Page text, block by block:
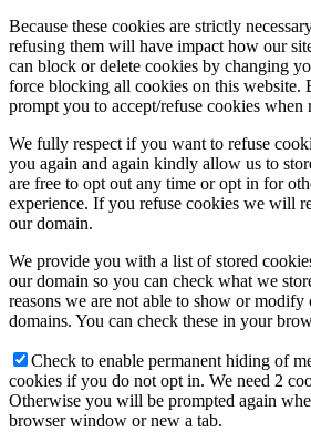
Because these cookies are strictly
refusing them will have impact how our
can block or delete cookies by changing
force blocking all cookies on this website.
prompt you to accept/refuse cookies when
We fully respect if you want to refuse
you again and again kindly allow us to
are free to opt out any time or opt in for
experience. If you refuse cookies we will
our domain.
We provide you with a list of stored
our domain so you can check what we
reasons we are not able to show or
domains. You can check these in your
Check to enable permanent hiding of
cookies if you do not opt in. We need 2
Otherwise you will be prompted again
browser window or new a tab.